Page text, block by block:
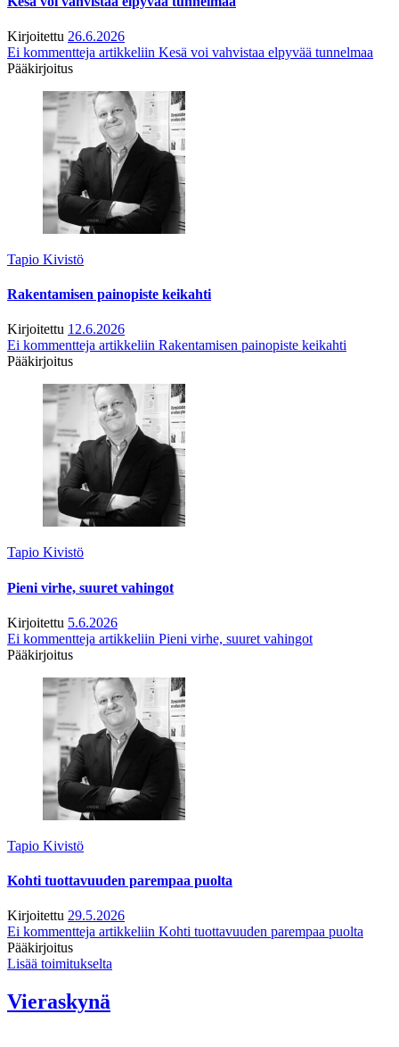
Kirjoitettu 26.6.2026
Ei kommentteja artikkeliin Kesä voi vahvistaa elpyvää tunnelmaa
Pääkirjoitus
Tapio Kivistö
Rakentamisen painopiste keikahti
Kirjoitettu 12.6.2026
Ei kommentteja artikkeliin Rakentamisen painopiste keikahti
Pääkirjoitus
Tapio Kivistö
Pieni virhe, suuret vahingot
Kirjoitettu 5.6.2026
Ei kommentteja artikkeliin Pieni virhe, suuret vahingot
Pääkirjoitus
Tapio Kivistö
Kohti tuottavuuden parempaa puolta
Kirjoitettu 29.5.2026
Ei kommentteja artikkeliin Kohti tuottavuuden parempaa puolta
Pääkirjoitus
Lisää toimitukselta
Vieraskynä